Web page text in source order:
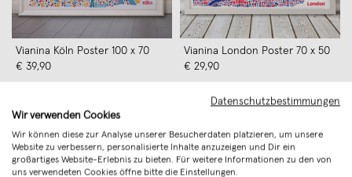
Vianina Köln Poster 100 x 70
€ 39,90
Vianina London Poster 70 x 50
€ 29,90
Datenschutzbestimmungen
Wir verwenden Cookies
Wir können diese zur Analyse unserer Besucherdaten platzieren, um unsere
Website zu verbessern, personalisierte Inhalte anzuzeigen und Dir ein
großartiges Website-Erlebnis zu bieten. Für weitere Informationen zu den von
uns verwendeten Cookies öffne bitte die Einstellungen.